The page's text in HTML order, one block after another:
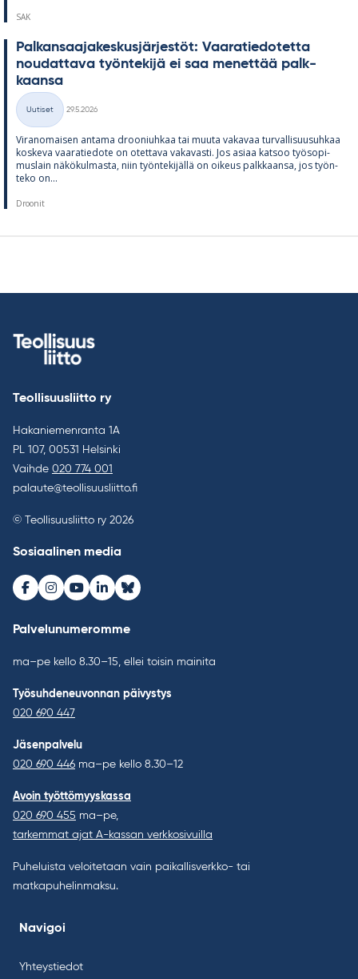
SAK
Pal­kan­saa­ja­kes­kus­jär­jes­töt: Vaa­ra­tie­do­tetta
nou­dat­tava työn­te­kijä ei saa me­net­tää palk­
kaansa
Kategoriat
Uutiset
29.5.2026
Vi­ran­omai­sen an­tama droo­niuh­kaa tai muuta va­ka­vaa tur­val­li­suusuh­kaa
kos­keva vaa­ra­tie­dote on otet­tava va­ka­vasti. Jos asiaa kat­soo työ­so­pi­
mus­lain nä­kö­kul­masta, niin työn­te­ki­jällä on oi­keus palk­kaansa, jos työn­
teko on...
Droonit
Teollisuusliitto ry
Hakaniemenranta 1A
PL 107, 00531 Helsinki
Vaihde 020 774 001
palaute@teollisuusliitto.fi
© Teollisuusliitto ry 2026
Sosiaalinen media
Facebook
Instagram
Youtube
LinkedInBluesky
Palvelunumeromme
ma–pe kello 8.30–15, ellei toisin mainita
Työsuhdeneuvonnan päivystys
020 690 447
Jäsenpalvelu
020 690 446 ma–pe kello 8.30–12
Avoin työttömyyskassa
020 690 455 ma–pe,
tarkemmat ajat A-kassan verkkosivuilla
Puheluista veloitetaan vain paikallisverkko- tai
matkapuhelinmaksu.
Navigoi
Yhteystiedot